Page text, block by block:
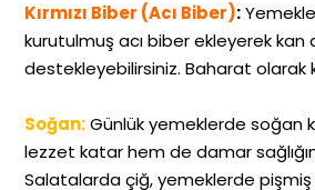
Kırmızı Biber (Acı Biber):
kurutulmuş acı biber ekleyerek kan
destekleyebilirsiniz. Baharat olarak
Soğan:Günlük yemeklerde soğan
lezzet katar hem de damar
Salatalarda çiğ, yemeklerde